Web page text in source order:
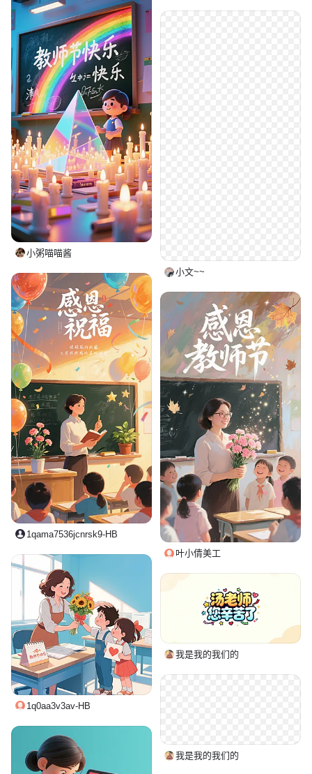
小粥喵喵酱
小文~~
1qama7536jcnrsk9-HB
叶小倩美工
1q0aa3v3av-HB
我是我的我们的
我是我的我们的